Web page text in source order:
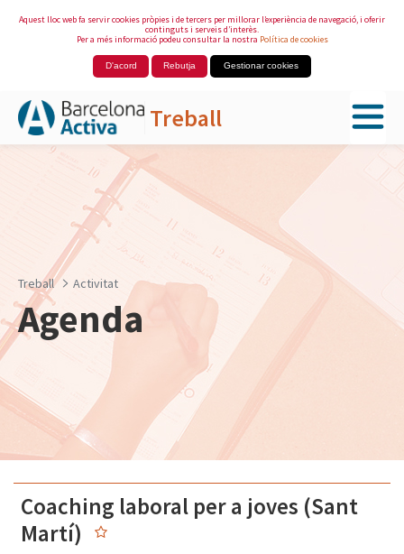
Aquest lloc web fa servir cookies pròpies i de tercers per millorar l’experiència de navegació, i oferir
continguts i serveis d’interès.
Per a més informació podeu consultar la nostra Política de cookies
D'acord Rebutja Gestionar cookies
Treball
Salta al contingut principal
Treball Activitat
Agenda
Coaching laboral per a joves (Sant
Martí)